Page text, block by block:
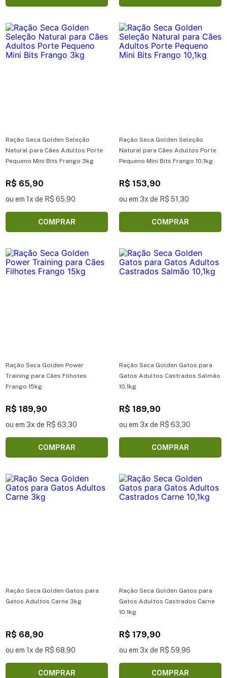
Ração Seca Golden Seleção
Natural para Cães Adultos Porte
Pequeno Mini Bits Frango 3kg
R$ 65,90
ou em 1x de R$ 65,90
COMPRAR
Ração Seca Golden Seleção
Natural para Cães Adultos Porte
Pequeno Mini Bits Frango 10,1kg
R$ 153,90
ou em 3x de R$ 51,30
COMPRAR
Ração Seca Golden Power
Training para Cães Filhotes
Frango 15kg
R$ 189,90
ou em 3x de R$ 63,30
COMPRAR
Ração Seca Golden Gatos para
Gatos Adultos Castrados Salmão
10,1kg
R$ 189,90
ou em 3x de R$ 63,30
COMPRAR
Ração Seca Golden Gatos para
Gatos Adultos Carne 3kg
R$ 68,90
ou em 1x de R$ 68,90
COMPRAR
Ração Seca Golden Gatos para
Gatos Adultos Castrados Carne
10,1kg
R$ 179,90
ou em 3x de R$ 59,96
COMPRAR